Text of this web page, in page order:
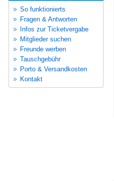
So funktionierts
Fragen & Antworten
Infos zur Ticketvergabe
Mitglieder suchen
Freunde werben
Tauschgebühr
Porto & Versandkosten
Kontakt